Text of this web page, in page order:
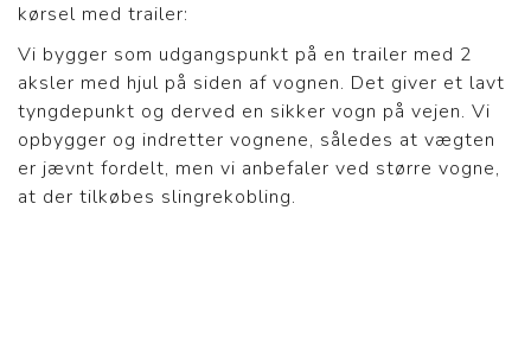
kørsel med trailer:
Vi bygger som udgangspunkt på en trailer med 2
aksler med hjul på siden af vognen. Det giver et lavt
tyngdepunkt og derved en sikker vogn på vejen. Vi
opbygger og indretter vognene, således at vægten
er jævnt fordelt, men vi anbefaler ved større vogne,
at der tilkøbes slingrekobling.